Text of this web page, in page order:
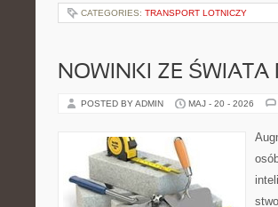
CATEGORIES: TRANSPORT LOTNICZY
NOWINKI ZE ŚWIATA
POSTED BY ADMIN MAJ - 20 - 2026